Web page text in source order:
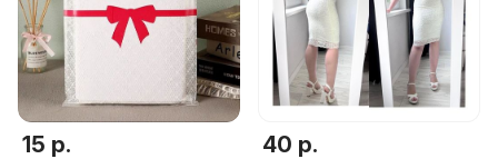
15 р. 40 р.